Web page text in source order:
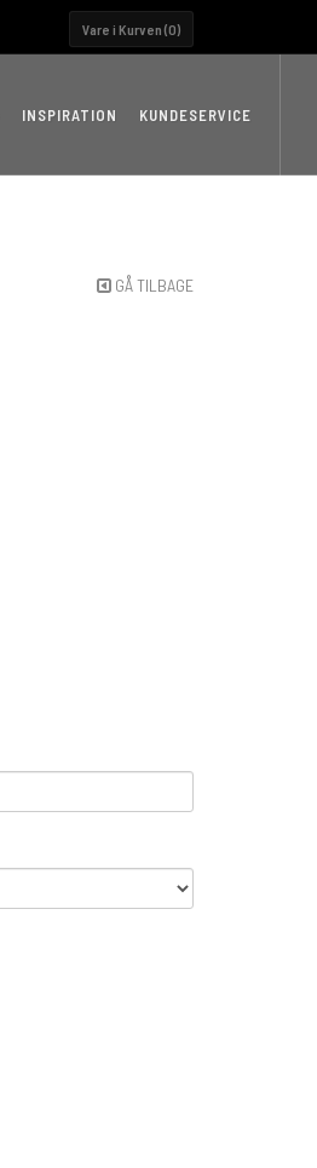
Vare i Kurven (0)
INSPIRATION KUNDESERVICE
GÅ TILBAGE